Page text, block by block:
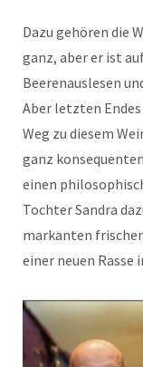
Dazu gehören die
ganz, aber er ist
Beerenauslesen
Aber letzten Endes
Weg zu diesem
ganz
einen
Tochter Sandra
markanten
einer neuen Rasse